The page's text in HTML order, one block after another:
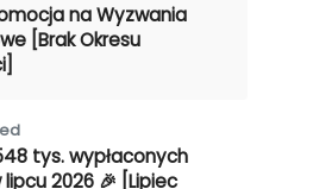
na Wyzwania
[Brak Okresu
tys. wypłaconych
2026 🎉 [Lipiec